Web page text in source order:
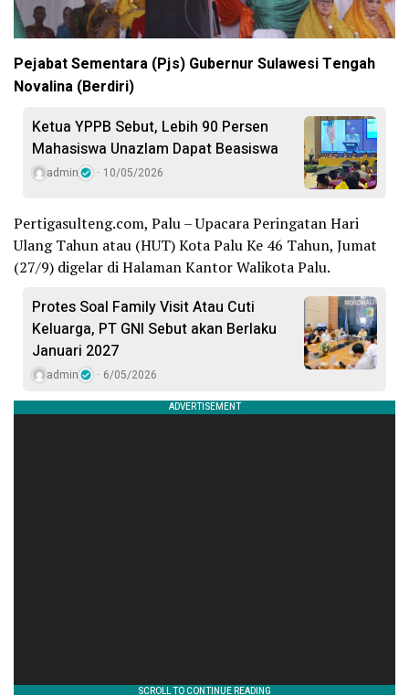
Pejabat Sementara (Pjs) Gubernur Sulawesi Tengah
Novalina (Berdiri)
Ketua YPPB Sebut, Lebih 90 Persen
Mahasiswa Unazlam Dapat Beasiswa
admin 10/05/2026
Pertigasulteng.com, Palu – Upacara Peringatan Hari
Ulang Tahun atau (HUT) Kota Palu Ke 46 Tahun, Jumat
(27/9) digelar di Halaman Kantor Walikota Palu.
Protes Soal Family Visit Atau Cuti
Keluarga, PT GNI Sebut akan Berlaku
Januari 2027
admin 6/05/2026